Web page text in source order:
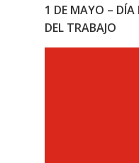
1 DE MAYO –
DEL TRABAJO